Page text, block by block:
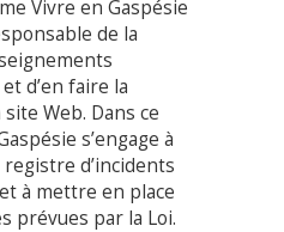
Vivre en Gaspésie
de la
d’en faire la
Web. Dans ce
s’engage à
d’incidents
à mettre en place
prévues par la Loi.